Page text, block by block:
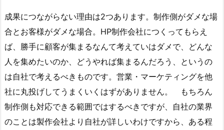
成果につながらない理由は2つあります。制作側がダメな場
合とお客様がダメな場合。HP制作会社につくってもらえ
ば、勝手に顧客が集まるなんて考えていはダメで、どんな
人を集めたいのか、どうやれば集まるんだろう、というの
は自社で考えるべきものです。営業・マーケティングを他
社に丸投げしてうまくいくはずがありません。 もちろん
制作側も対応できる範囲ではするべきですが、自社の業界
のことは製作会社より自社が詳しいわけですから、ある程